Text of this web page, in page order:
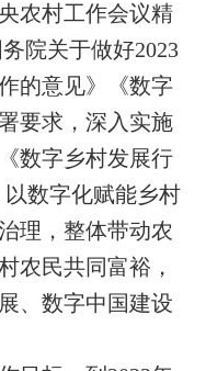
农村工作会议精
务院关于做好2023
的意见》《数字
要求，深入实施
数字乡村发展行
数字化赋能乡村
理，整体带动农
农民共同富裕，
、数字中国建设